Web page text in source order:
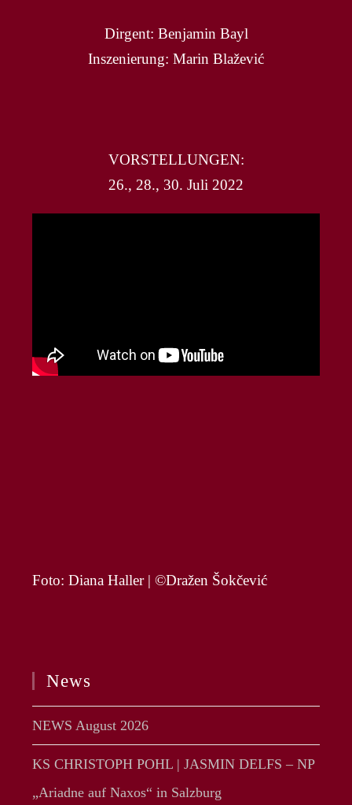
Dirgent: Benjamin Bayl
Inszenierung: Marin Blažević
VORSTELLUNGEN:
26., 28., 30. Juli 2022
Foto: Diana Haller | ©Dražen Šokčević
News
NEWS August 2026
KS CHRISTOPH POHL | JASMIN DELFS – NP
„Ariadne auf Naxos“ in Salzburg